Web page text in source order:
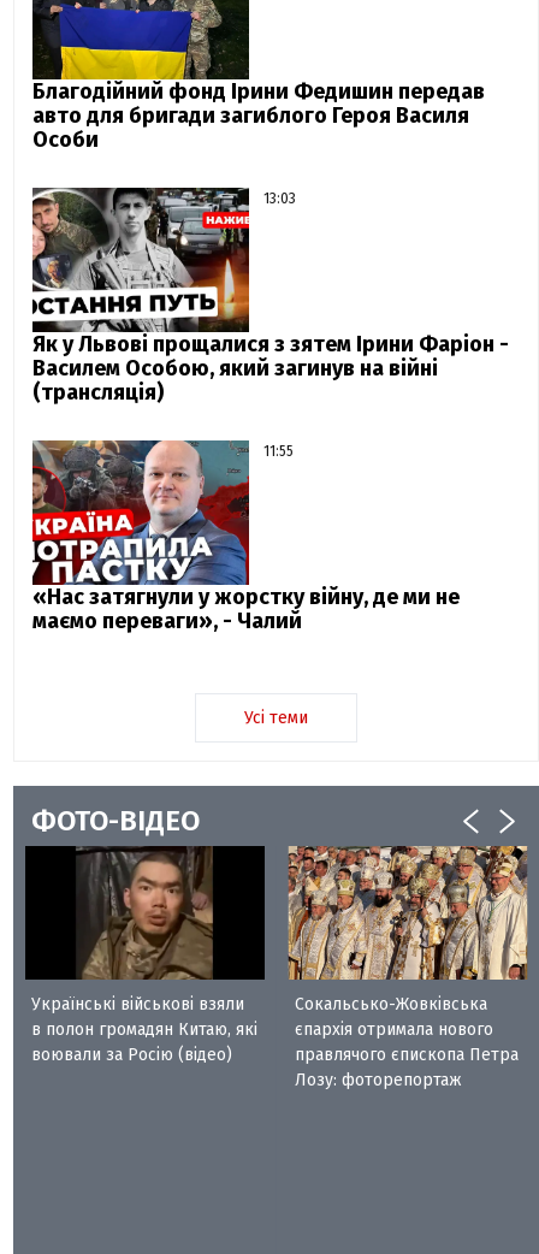
Благодійний фонд Ірини Федишин передав
авто для бригади загиблого Героя Василя
Особи
13:03
Як у Львові прощалися з зятем Ірини Фаріон -
Василем Особою, який загинув на війні
(трансляція)
11:55
«Нас затягнули у жорстку війну, де ми не
маємо переваги», - Чалий
Усі теми
ФОТО-ВІДЕО
Українські військові взяли
в полон громадян Китаю, які
воювали за Росію (відео)
Сокальсько-Жовківська
єпархія отримала нового
правлячого єпископа Петра
Лозу: фоторепортаж